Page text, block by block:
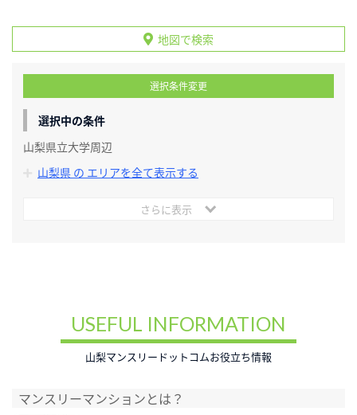
地図で検索
選択条件変更
選択中の条件
山梨県立大学周辺
山梨県 の エリアを全て表示する
さらに表示
USEFUL INFORMATION
山梨マンスリードットコムお役立ち情報
マンスリーマンションとは？